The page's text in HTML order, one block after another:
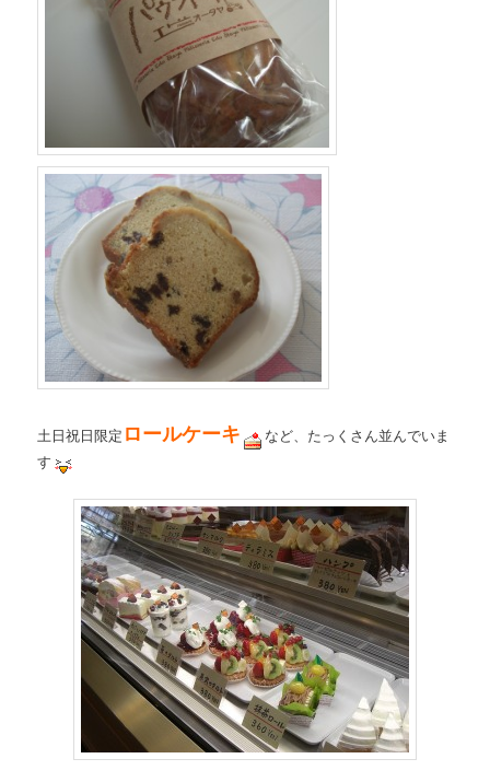
土日祝日限定 ロールケーキ
など、たっくさん並んでいま
す